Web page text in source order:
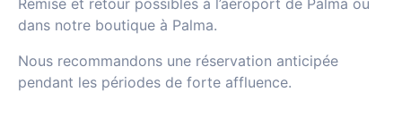
dans notre boutique à Palma.
Nous recommandons une réservation anticipée
pendant les périodes de forte affluence.